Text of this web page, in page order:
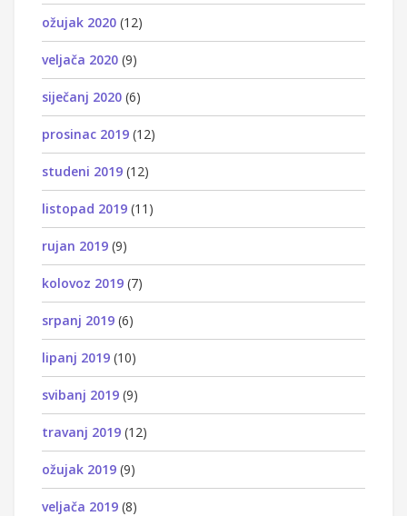
ožujak 2020 (12)
veljača 2020 (9)
siječanj 2020 (6)
prosinac 2019 (12)
studeni 2019 (12)
listopad 2019 (11)
rujan 2019 (9)
kolovoz 2019 (7)
srpanj 2019 (6)
lipanj 2019 (10)
svibanj 2019 (9)
travanj 2019 (12)
ožujak 2019 (9)
veljača 2019 (8)